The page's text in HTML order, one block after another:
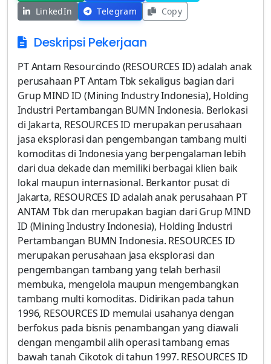
LinkedIn
Telegram Copy
Deskripsi Pekerjaan
PT Antam Resourcindo (RESOURCES ID) adalah anak
perusahaan PT Antam Tbk sekaligus bagian dari
Grup MIND ID (Mining Industry Indonesia), Holding
Industri Pertambangan BUMN Indonesia. Berlokasi
di Jakarta, RESOURCES ID merupakan perusahaan
jasa eksplorasi dan pengembangan tambang multi
komoditas di Indonesia yang berpengalaman lebih
dari dua dekade dan memiliki berbagai klien baik
lokal maupun internasional. Berkantor pusat di
Jakarta, RESOURCES ID adalah anak perusahaan PT
ANTAM Tbk dan merupakan bagian dari Grup MIND
ID (Mining Industry Indonesia), Holding Industri
Pertambangan BUMN Indonesia. RESOURCES ID
merupakan perusahaan jasa eksplorasi dan
pengembangan tambang yang telah berhasil
membuka, mengelola maupun mengembangkan
tambang multi komoditas. Didirikan pada tahun
1996, RESOURCES ID memulai usahanya dengan
berfokus pada bisnis penambangan yang diawali
dengan mengambil alih operasi tambang emas
bawah tanah Cikotok di tahun 1997. RESOURCES ID